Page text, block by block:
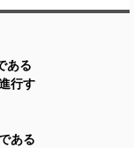
る
行す
ある